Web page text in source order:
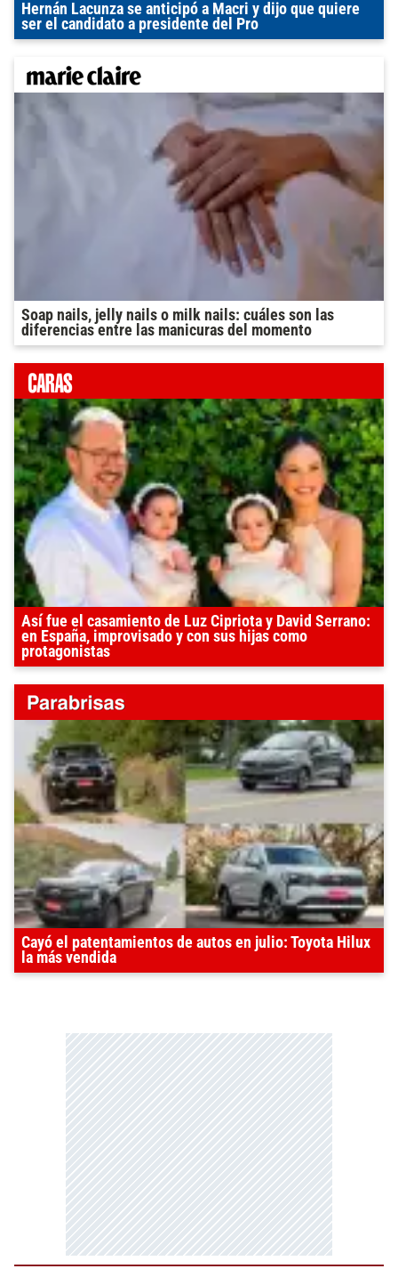
Hernán Lacunza se anticipó a Macri y dijo que quiere
ser el candidato a presidente del Pro
Soap nails, jelly nails o milk nails: cuáles son las
diferencias entre las manicuras del momento
Así fue el casamiento de Luz Cipriota y David Serrano:
en España, improvisado y con sus hijas como
protagonistas
Cayó el patentamientos de autos en julio: Toyota Hilux
la más vendida